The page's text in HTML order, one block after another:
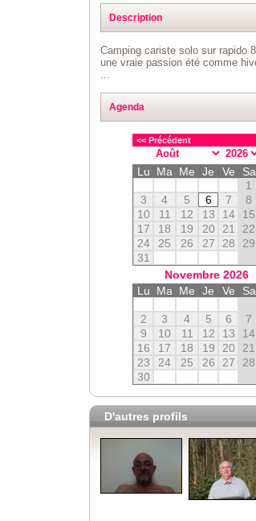
Description
Camping cariste solo sur rapido
une vraie passion été comme
Agenda
<< Précédent
Lu Ma Me Je Ve Sa
1
3
4 5 6 7 8
10
11 12 13 14 15
17
18 19 20 21 22
24
25 26 27 28 29
31
Novembre 2026
Lu
Ma Me Je Ve Sa
2
3 4 5 6 7
9
10 11 12 13 14
16
17 18 19 20 21
23
24 25 26 27 28
30
D'autres profils